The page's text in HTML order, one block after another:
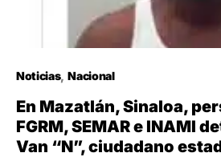
Noticias Nacional
En Mazatlán, Sinaloa,
FGRM, SEMAR e INAMI
Van “N”, ciudadano